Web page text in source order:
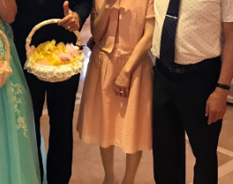
懂又憧憬的時期，各自生活上的平凡在遇
們分享生活、分享情緒，在彼此的身上找
因為願意為愛勇敢，即使遇到反對聲浪
手，奮力抵擋。也許多繞了遠路、也許比
福。回頭看看以往的不安與徬徨，一路走
的堅持完整了這段愛情。
愛是來自子萱爸媽交手的那刻、有些愛是
有些愛是來自現場親友溫暖的掌聲、有些